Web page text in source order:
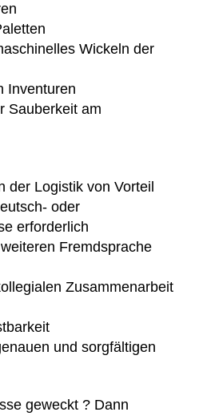
Wickeln der
Inventuren
Sauberkeit am
der Logistik von Vorteil
oder
erforderlich
Fremdsprache
Zusammenarbeit
und sorgfältigen
geweckt ? Dann